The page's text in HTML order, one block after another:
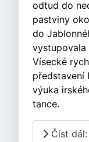
odtud do
pastviny
do
vystupovala
Vísecké
představení
výuka
tance.
Číst